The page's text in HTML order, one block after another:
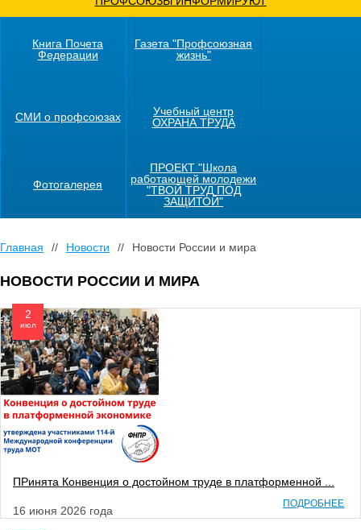
Книга Почета
Федерации
Газета "Профсоюзная
жизнь"
СМИ о профсоюзах
Учебный центр
ОХРАНА ТРУДА
Фотогалерея
ПРОЕКТ "Школа
работающей молодежи
"ТВОЙ ТРУД ПОД
ЗАЩИТОЙ"
Главная // Новости // Новости России и мира
НОВОСТИ РОССИИ И МИРА
2
июл
ПРинята Конвенция о достойном труде в платформенной ...
16 июня 2026 года
ПОДРОБНЕЕ